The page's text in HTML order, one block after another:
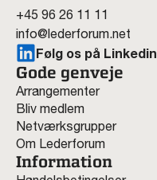
+45 96 26 11 11
info@lederforum.net
Følg os på Linkedin
Gode genveje
Arrangementer
Bliv medlem
Netværksgrupper
Om Lederforum
Information